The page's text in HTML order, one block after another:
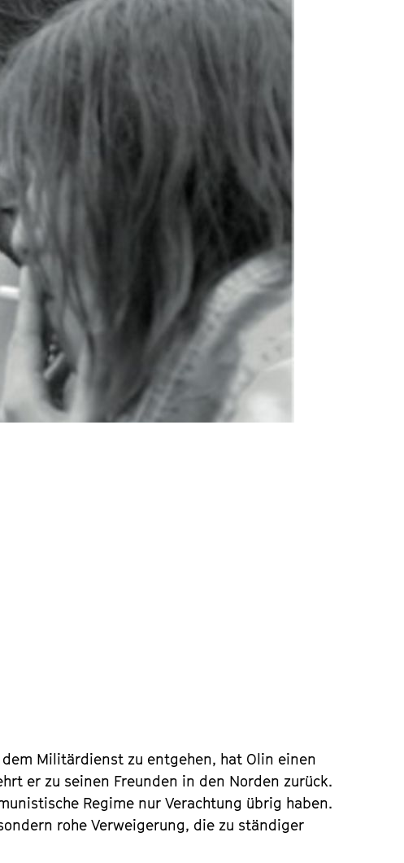
dem Militärdienst zu entgehen, hat Olin einen
er zu seinen Freunden in den Norden zurück.
Regime nur Verachtung übrig haben.
rohe Verweigerung, die zu ständiger